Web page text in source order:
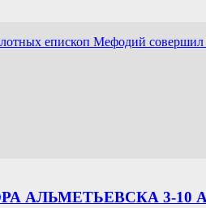
епископ Мефодий
АЛЬМЕТЬЕВСКА 3-10